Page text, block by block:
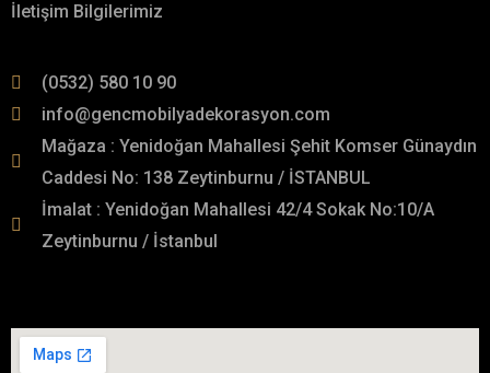
İletişim Bilgilerimiz
(0532) 580 10 90
info@gencmobilyadekorasyon.com
Mağaza : Yenidoğan Mahallesi Şehit Komser Günaydın
Caddesi No: 138 Zeytinburnu / İSTANBUL
İmalat : Yenidoğan Mahallesi 42/4 Sokak No:10/A
Zeytinburnu / İstanbul